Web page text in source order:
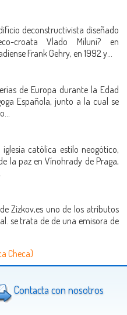
deconstructivista diseñado
croata Vlado Miluni? en
Frank Gehry, en 1992 y...
de Europa durante la Edad
Española, junto a la cual se
católica estilo neogótico,
la paz en Vínohrady de Praga,
Zizkov,es uno de los atributos
se trata de de una emisora de
Checa)
Contacta con nosotros